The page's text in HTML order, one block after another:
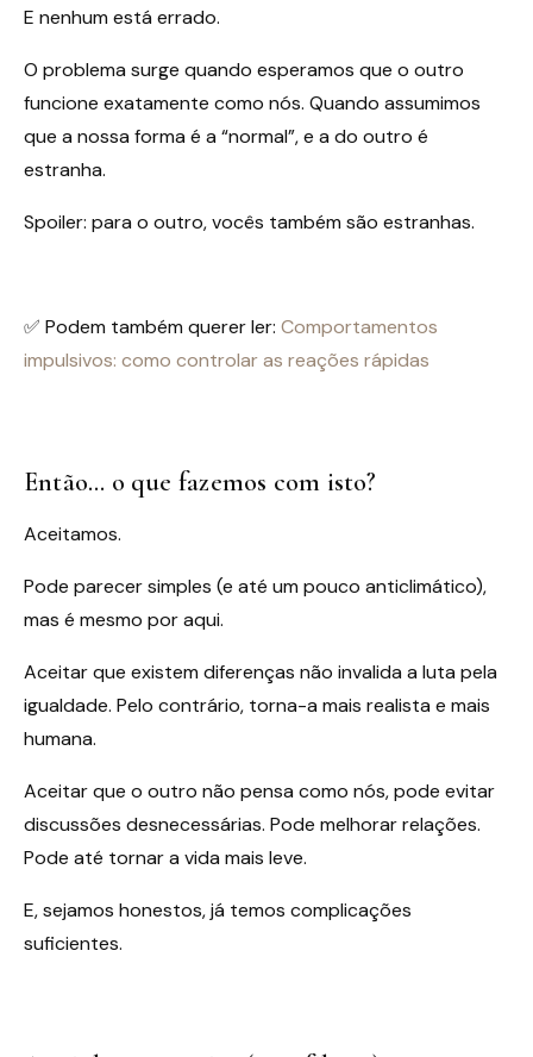
E nenhum está errado.
O problema surge quando esperamos que o outro
funcione exatamente como nós. Quando assumimos
que a nossa forma é a “normal”, e a do outro é
estranha.
Spoiler: para o outro, vocês também são estranhas.
✅ Podem também querer ler: Comportamentos
impulsivos: como controlar as reações rápidas
Então… o que fazemos com isto?
Aceitamos.
Pode parecer simples (e até um pouco anticlimático),
mas é mesmo por aqui.
Aceitar que existem diferenças não invalida a luta pela
igualdade. Pelo contrário, torna-a mais realista e mais
humana.
Aceitar que o outro não pensa como nós, pode evitar
discussões desnecessárias. Pode melhorar relações.
Pode até tornar a vida mais leve.
E, sejamos honestos, já temos complicações
suficientes.